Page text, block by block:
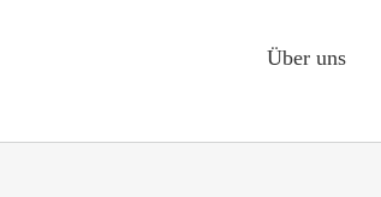
Über uns